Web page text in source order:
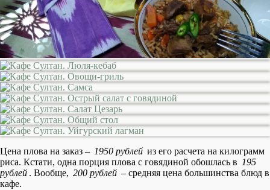
Цена плова на заказ – 1950 рублей из его расчета на килограмм
риса. Кстати, одна порция плова с говядиной обошлась в 195
рублей . Вообще, 200 рублей – средняя цена большинства блюд в
кафе.